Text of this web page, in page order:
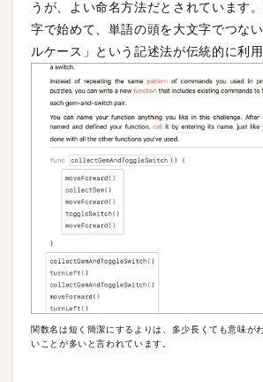
うが、よい命名方法だとされています
字で始めて、単語の頭を大文字でつな
ルケース」という記述法が伝統的に利用
関数名は短く簡潔にするよりは、多少長くても意味が
いことが多いと言われています。